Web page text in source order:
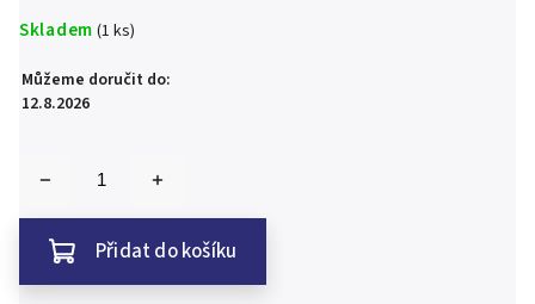
Skladem (1 ks)
Můžeme doručit do:
12.8.2026
Přidat do košíku